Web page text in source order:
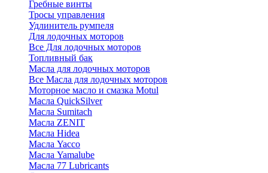
Гребные винты
Тросы управления
Удлинитель румпеля
Для лодочных моторов
Все Для лодочных моторов
Топливный бак
Масла для лодочных моторов
Все Масла для лодочных моторов
Моторное масло и смазка Motul
Масла QuickSilver
Масла Sumitach
Масла ZENIT
Масла Hidea
Масла Yacco
Масла Yamalube
Масла 77 Lubricants